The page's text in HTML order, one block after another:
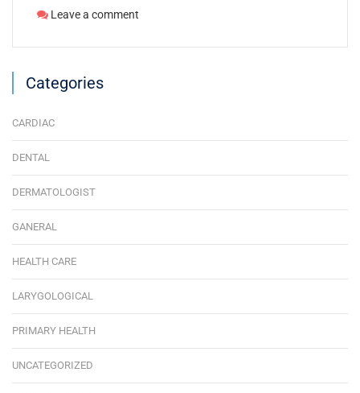
Leave a comment
Categories
CARDIAC
DENTAL
DERMATOLOGIST
GANERAL
HEALTH CARE
LARYGOLOGICAL
PRIMARY HEALTH
UNCATEGORIZED